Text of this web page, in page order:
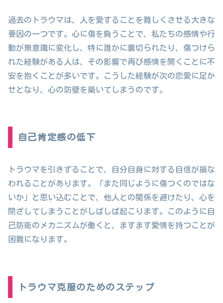
過去のトラウマは、人を愛することを難しくさせる大きな
要因の一つです。心に傷を負うことで、私たちの感情や行
動が無意識に変化し、特に誰かに裏切られたり、傷つけら
れた経験がある人は、その影響で再び感情を開くことに不
安を抱くことが多いです。こうした経験が次の恋愛に足か
せとなり、心の防壁を築いてしまうのです。
自己肯定感の低下
トラウマを引きずることで、自分自身に対する自信が損な
われることがあります。「また同じように傷つくのではな
いか」と思い込むことで、他人との関係を避けたり、心を
閉ざしてしまうことがしばしば起こります。このように自
己防衛のメカニズムが働くと、ますます愛情を持つことが
困難になります。
トラウマ克服のためのステップ